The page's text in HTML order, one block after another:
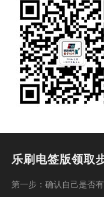
乐刷电签版领取
第一步：确认自己是否